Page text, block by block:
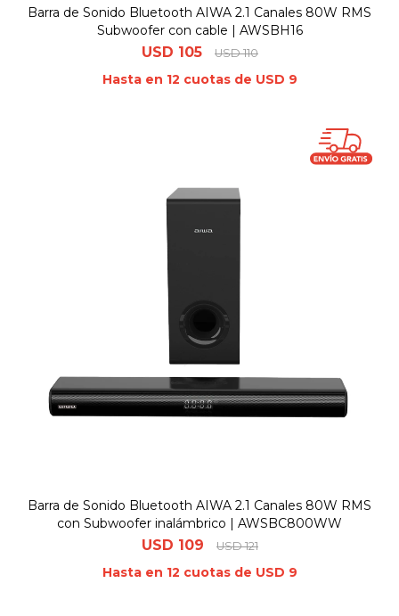
Barra de Sonido Bluetooth AIWA 2.1 Canales 80W RMS
Subwoofer con cable | AWSBH16
USD 105 USD 110
Hasta en 12 cuotas de USD 9
Barra de Sonido Bluetooth AIWA 2.1 Canales 80W RMS
con Subwoofer inalámbrico | AWSBC800WW
USD 109 USD 121
Hasta en 12 cuotas de USD 9